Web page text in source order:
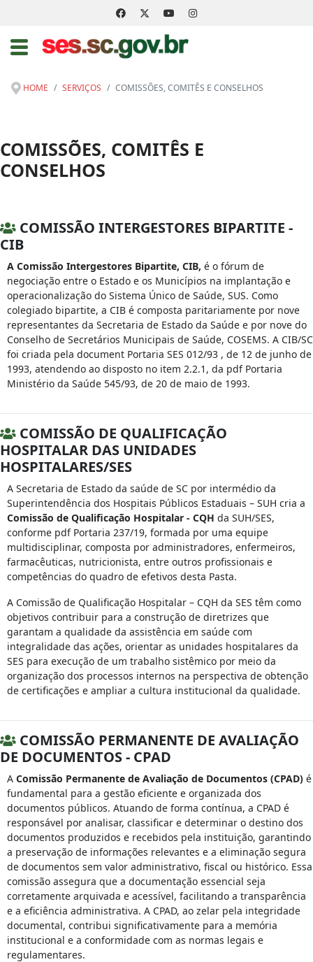
HOME SERVIÇOS COMISSÕES, COMITÊS E CONSELHOS
COMISSÕES, COMITÊS E
CONSELHOS
COMISSÃO INTERGESTORES BIPARTITE -
CIB
A Comissão Intergestores Bipartite, CIB, é o fórum de
negociação entre o Estado e os Municípios na implantação e
operacionalização do Sistema Único de Saúde, SUS. Como
colegiado bipartite, a CIB é composta paritariamente por nove
representantes da Secretaria de Estado da Saúde e por nove do
Conselho de Secretários Municipais de Saúde, COSEMS. A CIB/SC
foi criada pela document Portaria SES 012/93 , de 12 de junho de
1993, atendendo ao disposto no item 2.2.1, da pdf Portaria
Ministério da Saúde 545/93, de 20 de maio de 1993.
COMISSÃO DE QUALIFICAÇÃO
HOSPITALAR DAS UNIDADES
HOSPITALARES/SES
A Secretaria de Estado da saúde de SC por intermédio da
Superintendência dos Hospitais Públicos Estaduais – SUH cria a
Comissão de Qualificação Hospitalar - CQH da SUH/SES,
conforme pdf Portaria 237/19, formada por uma equipe
multidisciplinar, composta por administradores, enfermeiros,
farmacêuticas, nutricionista, entre outros profissionais e
competências do quadro de efetivos desta Pasta.
A Comissão de Qualificação Hospitalar – CQH da SES têm como
objetivos contribuir para a construção de diretrizes que
garantam a qualidade da assistência em saúde com
integralidade das ações, orientar as unidades hospitalares da
SES para execução de um trabalho sistêmico por meio da
organização dos processos internos na perspectiva de obtenção
de certificações e ampliar a cultura institucional da qualidade.
COMISSÃO PERMANENTE DE AVALIAÇÃO
DE DOCUMENTOS - CPAD
A Comissão Permanente de Avaliação de Documentos (CPAD) é
fundamental para a gestão eficiente e organizada dos
documentos públicos. Atuando de forma contínua, a CPAD é
responsável por analisar, classificar e determinar o destino dos
documentos produzidos e recebidos pela instituição, garantindo
a preservação de informações relevantes e a eliminação segura
de documentos sem valor administrativo, fiscal ou histórico. Essa
comissão assegura que a documentação essencial seja
corretamente arquivada e acessível, facilitando a transparência
e a eficiência administrativa. A CPAD, ao zelar pela integridade
documental, contribui significativamente para a memória
institucional e a conformidade com as normas legais e
regulamentares.